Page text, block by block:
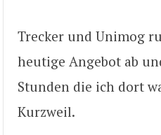
Trecker und Unimog
heutige Angebot ab
Stunden die ich dort
Kurzweil.